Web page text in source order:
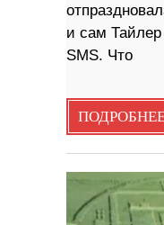
и сам Тайлер
SMS. Что